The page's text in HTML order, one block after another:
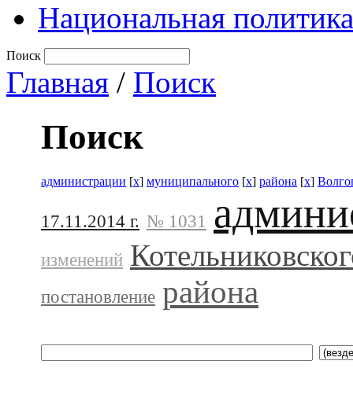
Национальная политика
Поиск
Главная / Поиск
Поиск
администрации [x] муниципального [x] района [x]
17.11.2014 г. № 1031
изменений
постановление района